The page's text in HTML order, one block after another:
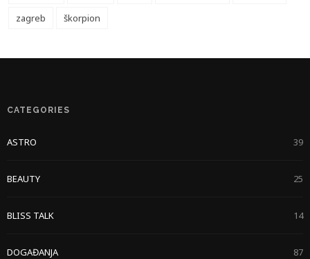
zagreb
škorpion
CATEGORIES
ASTRO 39
BEAUTY 25
BLISS TALK 14
DOGAĐANJA 87